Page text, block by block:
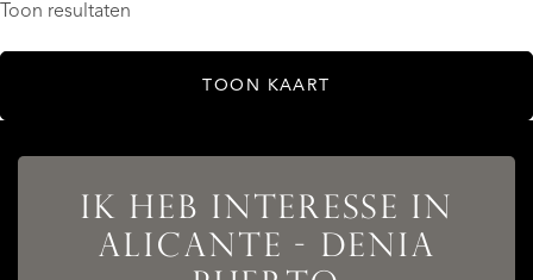
Toon resultaten
TOON KAART
IK HEB INTERESSE IN
ALICANTE - DENIA